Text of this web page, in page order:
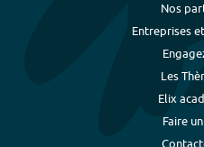
Nos
Entreprises
Les
Elix
Faire